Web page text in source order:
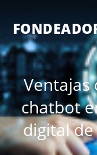
chatbot
digital de